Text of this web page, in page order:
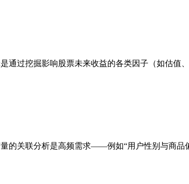
过挖掘影响股票未来收益的各类因子（如估值
的关联分析是高频需求——例如“用户性别与商